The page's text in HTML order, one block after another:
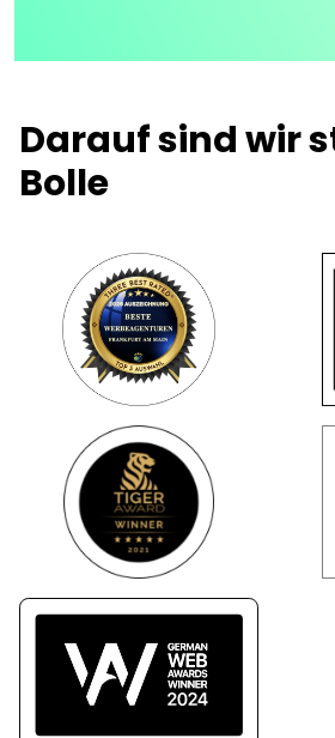
Darauf sind wir
Bolle